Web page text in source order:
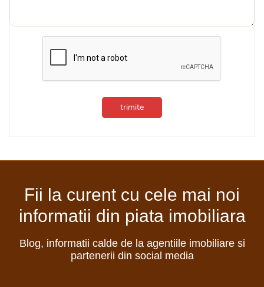
trimite
Fii la curent cu cele mai noi
informatii din piata imobiliara
Blog, informatii calde de la agentiile imobiliare si
partenerii din social media